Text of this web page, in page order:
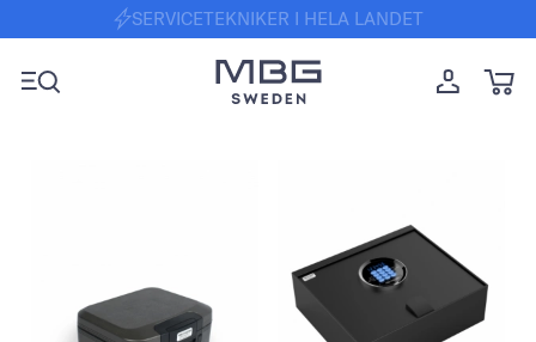
SERVICETEKNIKER I HELA LANDET
SVERIGES LEDANDE TILLVERKARE